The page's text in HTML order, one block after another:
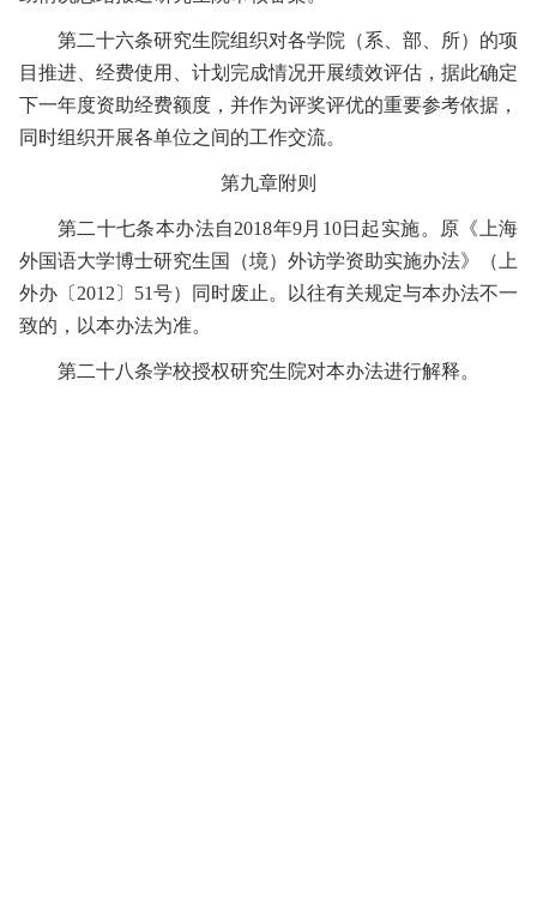
第二十六条研究生院组织对各学院（系、部、所）的项
目推进、经费使用、计划完成情况开展绩效评估，据此确定
下一年度资助经费额度，并作为评奖评优的重要参考依据，
同时组织开展各单位之间的工作交流。
第九章附则
第二十七条本办法自2018年9月 10日起实施。原《上海
外国语大学博士研究生国（境）外访学资助实施办法》（上
外办〔 2012 〕 51号）同时废止。以往有关规定与本办法不一
致的，以本办法为准。
第二十八条学校授权研究生院对本办法进行解释。